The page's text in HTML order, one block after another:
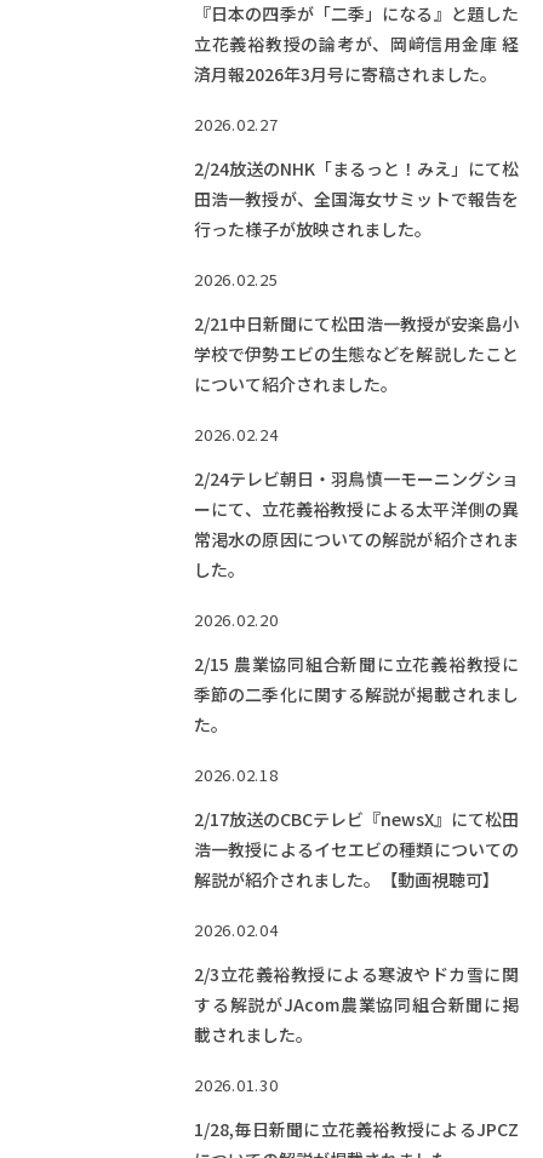
『日本の四季が「二季」になる』と題した
立花義裕教授の論考が、岡﨑信用金庫 経
済月報2026年3月号に寄稿されました。
2026.02.27
2/24放送のNHK「まるっと！みえ」にて松
田浩一教授が、全国海女サミットで報告を
行った様子が放映されました。
2026.02.25
2/21中日新聞にて松田浩一教授が安楽島小
学校で伊勢エビの生態などを解説したこと
について紹介されました。
2026.02.24
2/24テレビ朝日・羽鳥慎一モーニングショ
ーにて、立花義裕教授による太平洋側の異
常渇水の原因についての解説が紹介されま
した。
2026.02.20
2/15 農業協同組合新聞に立花義裕教授に
季節の二季化に関する解説が掲載されまし
た。
2026.02.18
2/17放送のCBCテレビ『newsX』にて松田
浩一教授によるイセエビの種類についての
解説が紹介されました。【動画視聴可】
2026.02.04
2/3立花義裕教授による寒波やドカ雪に関
する解説がJAcom農業協同組合新聞に掲
載されました。
2026.01.30
1/28,毎日新聞に立花義裕教授によるJPCZ